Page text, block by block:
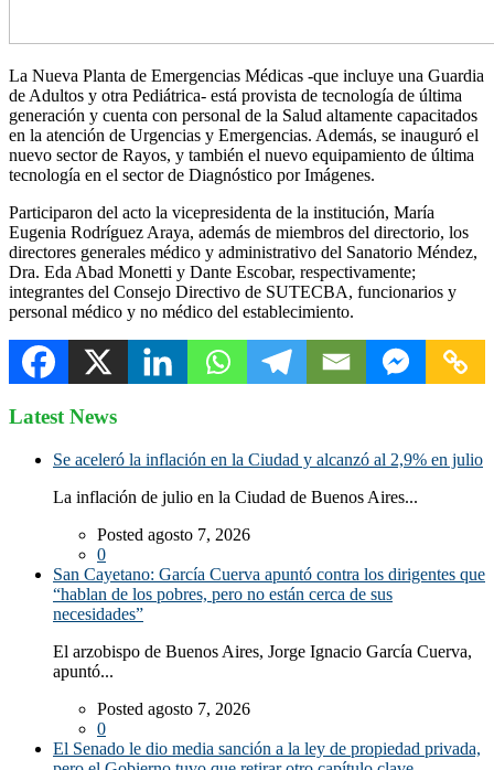
La Nueva Planta de Emergencias Médicas -que incluye una Guardia
de Adultos y otra Pediátrica- está provista de tecnología de última
generación y cuenta con personal de la Salud altamente capacitados
en la atención de Urgencias y Emergencias. Además, se inauguró el
nuevo sector de Rayos, y también el nuevo equipamiento de última
tecnología en el sector de Diagnóstico por Imágenes.
Participaron del acto la vicepresidenta de la institución, María
Eugenia Rodríguez Araya, además de miembros del directorio, los
directores generales médico y administrativo del Sanatorio Méndez,
Dra. Eda Abad Monetti y Dante Escobar, respectivamente;
integrantes del Consejo Directivo de SUTECBA, funcionarios y
personal médico y no médico del establecimiento.
Latest News
Se aceleró la inflación en la Ciudad y alcanzó al 2,9% en julio
La inflación de julio en la Ciudad de Buenos Aires...
Posted agosto 7, 2026
0
San Cayetano: García Cuerva apuntó contra los dirigentes que
“hablan de los pobres, pero no están cerca de sus
necesidades”
El arzobispo de Buenos Aires, Jorge Ignacio García Cuerva,
apuntó...
Posted agosto 7, 2026
0
El Senado le dio media sanción a la ley de propiedad privada,